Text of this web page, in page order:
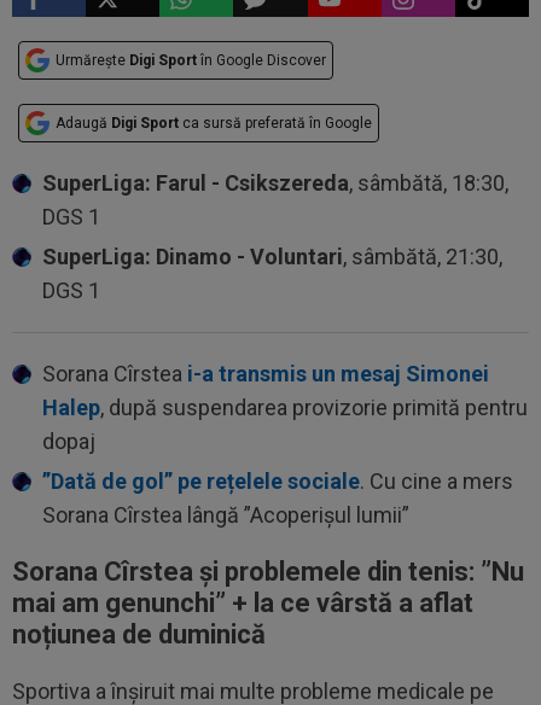
Urmărește Digi Sport în Google Discover
Adaugă Digi Sport ca sursă preferată în Google
SuperLiga: Farul - Csikszereda, sâmbătă, 18:30,
DGS 1
SuperLiga: Dinamo - Voluntari, sâmbătă, 21:30,
DGS 1
Sorana Cîrstea i-a transmis un mesaj Simonei
Halep, după suspendarea provizorie primită pentru
dopaj
”Dată de gol” pe rețelele sociale. Cu cine a mers
Sorana Cîrstea lângă ”Acoperișul lumii”
Sorana Cîrstea și problemele din tenis: ”Nu
mai am genunchi” + la ce vârstă a aflat
noțiunea de duminică
Sportiva a înșiruit mai multe probleme medicale pe